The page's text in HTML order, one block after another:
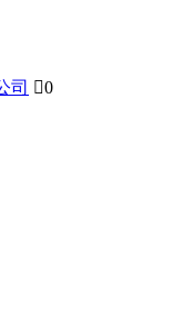
司 0